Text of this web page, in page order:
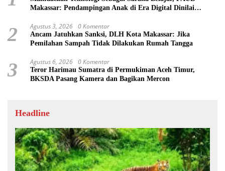
Makassar: Pendampingan Anak di Era Digital Dinilai
2 Agustus 3, 2026 0 Komentar
Ancam Jatuhkan Sanksi, DLH Kota Makassar: Jika
Pemilahan Sampah Tidak Dilakukan Rumah Tangga
3 Agustus 6, 2026 0 Komentar
Teror Harimau Sumatra di Permukiman Aceh Timur,
BKSDA Pasang Kamera dan Bagikan Mercon
Headline